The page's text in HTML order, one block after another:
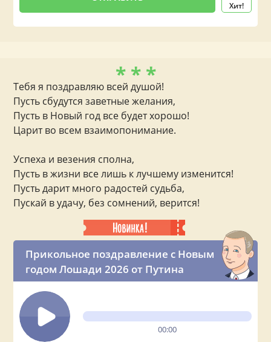
Хит!
Прикольное поздравление с Новым
годом Лошади 2026 от Путина
00:00
* * *
Тебя я поздравляю всей душой!
Пусть сбудутся заветные желания,
Пусть в Новый год все будет хорошо!
Царит во всем взаимопонимание.
Успеха и везения сполна,
Пусть в жизни все лишь к лучшему изменится!
Пусть дарит много радостей судьба,
Пускай в удачу, без сомнений, верится!